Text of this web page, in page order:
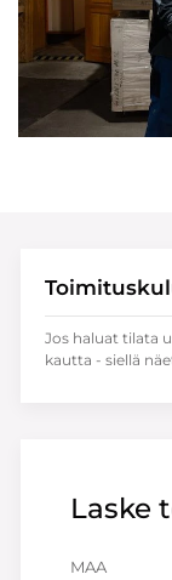
Laske
MAA
Jos haluat tilata
kautta - siellä